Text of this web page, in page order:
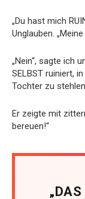
„Du hast mich
Unglauben.
„Nein“, sagte ich
SELBST ruiniert,
Tochter zu
Er zeigte mit
bereuen!“